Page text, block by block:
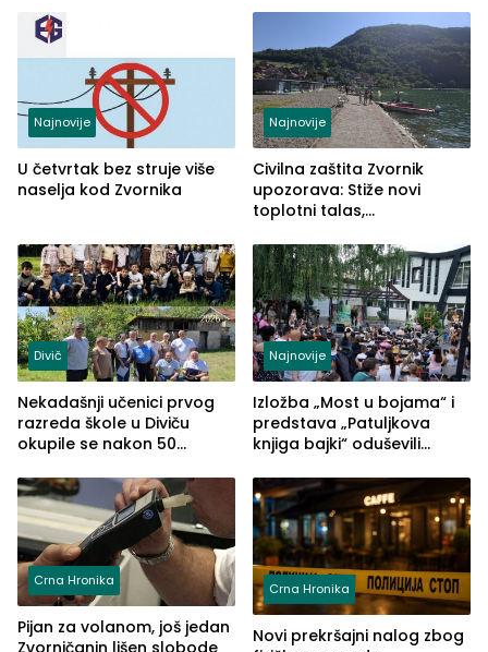
Najnovije
U četvrtak bez struje više
naselja kod Zvornika
Najnovije
Civilna zaštita Zvornik
upozorava: Stiže novi
toplotni talas,
Divič
Nekadašnji učenici prvog
razreda škole u Diviču
okupile se nakon 50
Pašić im održao čas
(FOTO)
Najnovije
Izložba „Most u bojama“ i
predstava „Patuljkova
knjiga bajki“ oduševili
Crna Hronika
Pijan za volanom, još jedan
Zvorničanin lišen slobode
Crna Hronika
Novi prekršajni nalog zbog